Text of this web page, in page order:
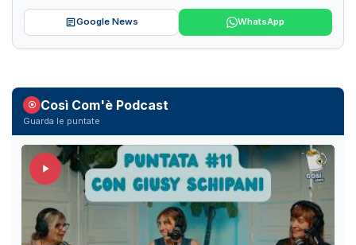
Google News WhatsApp
Così Com'è Podcast
Guarda le puntate